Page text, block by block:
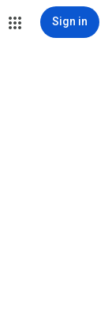
Sign in